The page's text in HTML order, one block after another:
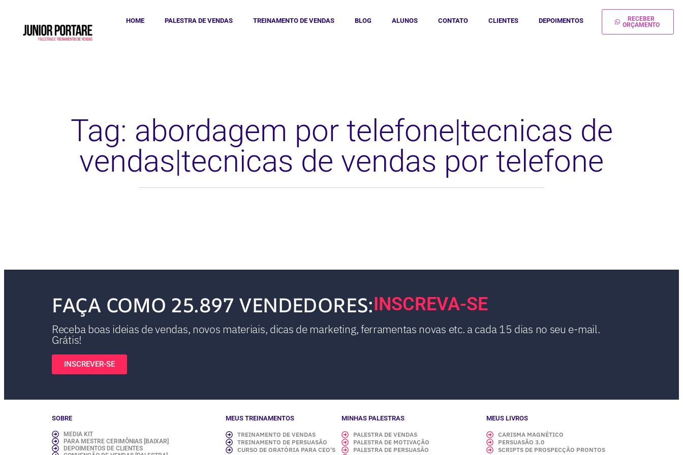
HOME PALESTRA DE VENDAS TREINAMENTO DE VENDAS BLOG ALUNOS CONTATO CLIENTES DEPOIMENTOS
RECEBER
ORÇAMENTO
Tag: abordagem por telefone|tecnicas de
vendas|tecnicas de vendas por telefone
FAÇA COMO 25.897 VENDEDORES:INSCREVA-SE
Receba boas ideias de vendas, novos materiais, dicas de marketing, ferramentas novas etc. a cada 15 dias no seu e-mail.
Grátis!
INSCREVER-SE
SOBRE
MEDIA KIT
PARA MESTRE CERIMÔNIAS [BAIXAR]
DEPOIMENTOS DE CLIENTES
MEUS TREINAMENTOS
TREINAMENTO DE VENDAS
TREINAMENTO DE PERSUASÃO
CURSO DE ORATÓRIA PARA CEO'S
MINHAS PALESTRAS
PALESTRA DE VENDAS
PALESTRA DE MOTIVAÇÃO
PALESTRA DE PERSUASÃO
MEUS LIVROS
CARISMA MAGNÉTICO
PERSUASÃO 3.0
SCRIPTS DE PROSPECÇÃO PRONTOS